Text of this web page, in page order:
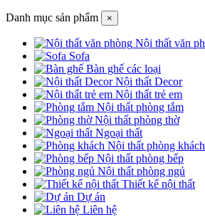
Danh mục sản phẩm ×
Nội thất văn
Sofa
Bàn ghế các loại
Nội thất Decor
Nội thất trẻ em
Nội thất phòng tắm
Nội thất phòng thờ
Ngoại thất
Nội thất phòng khách
Nội thất phòng bếp
Nội thất phòng ngủ
Thiết kế nội thất
Dự án
Liên hệ